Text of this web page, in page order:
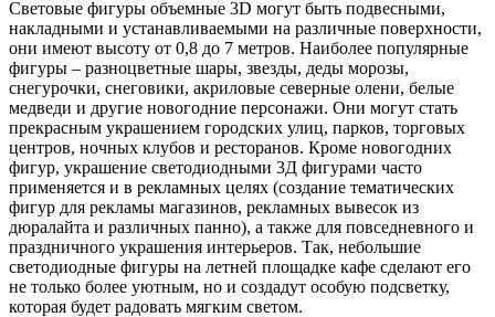
Световые фигуры объемные 3D могут быть подвесными,
накладными и устанавливаемыми на различные поверхности,
они имеют высоту от 0,8 до 7 метров. Наиболее популярные
фигуры – разноцветные шары, звезды, деды морозы,
снегурочки, снеговики, акриловые северные олени, белые
медведи и другие новогодние персонажи. Они могут стать
прекрасным украшением городских улиц, парков, торговых
центров, ночных клубов и ресторанов. Кроме новогодних
фигур, украшение светодиодными 3Д фигурами часто
применяется и в рекламных целях (создание тематических
фигур для рекламы магазинов, рекламных вывесок из
дюралайта и различных панно), а также для повседневного и
праздничного украшения интерьеров. Так, небольшие
светодиодные фигуры на летней площадке кафе сделают его
не только более уютным, но и создадут особую подсветку,
которая будет радовать мягким светом.